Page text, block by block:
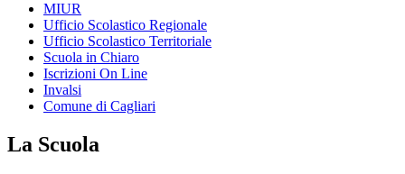
MIUR
Ufficio Scolastico Regionale
Ufficio Scolastico Territoriale
Scuola in Chiaro
Iscrizioni On Line
Invalsi
Comune di Cagliari
La Scuola